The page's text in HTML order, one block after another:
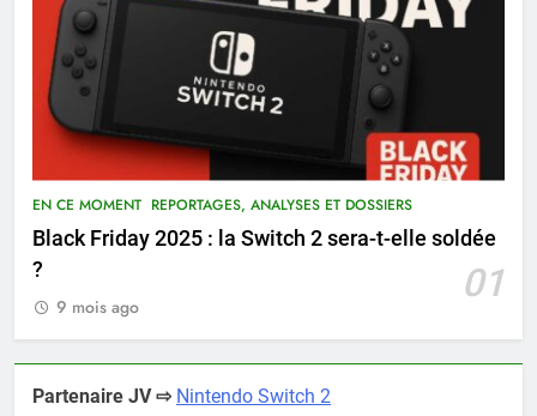
EN CE MOMENT REPORTAGES, ANALYSES ET DOSSIERS
Black Friday 2025 : la Switch 2 sera-t-elle soldée
?
01
9 mois ago
Partenaire JV ⇨ Nintendo Switch 2